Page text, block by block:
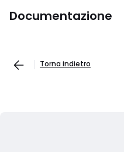
Documentazione
Torna indietro